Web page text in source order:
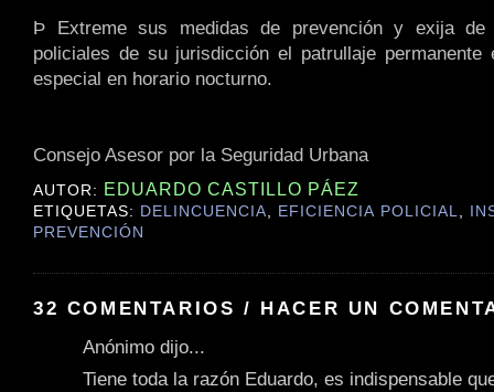
Þ Extreme sus medidas de prevención y exija de
policiales de su jurisdicción el patrullaje permanente
especial en horario nocturno.
Consejo Asesor por la Seguridad Urbana
AUTOR: EDUARDO CASTILLO PÁEZ
ETIQUETAS: DELINCUENCIA, EFICIENCIA POLICIAL,
PREVENCIÓN
32 COMENTARIOS / HACER UN
Anónimo dijo...
Tiene toda la razón Eduardo, es indispensable